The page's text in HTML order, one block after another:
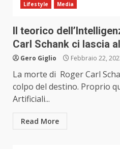
Lifestyle Media
Il teorico
Carl Schank ci lascia
Gero Giglio Febbraio 22,
La morte di Roger Carl
colpo del destino. Proprio
Artificiali...
Read More